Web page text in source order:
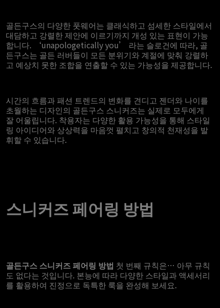
골든구스의 다양한 풋웨어는 클래식하고 섬세한 스타일에서
대담하고 강렬한 제안에 이르기까지 개성 있는 표현이 가능
합니다. ‘unapologetically you’ 라는 슬로건에 따라, 골
든구스는 골든 러버들이 모든 분위기와 계절에 맞춰 강렬하
고 예상치 못한 조합을 연출할 수 있는 가능성을 제공합니다.
시간의 흐름과 패션 트렌드의 변화를 견디고 젠더와 나이를
초월하는 디자인의 골든구스 스니커즈는 실제로 모두에게
잘 어울립니다. 착용자는 다양한 활용 가능성을 통해 스타일
링 아이디어와 상상력을 마음껏 펼치고 창의적 천재성을 발
휘할 수 있습니다.
스니커즈 페어링 방법
골든구스 스니커즈 페어링 방법 첫 번째 규칙은… 아무 규칙
도 없다는 것입니다. 본능에 따라 다양한 스타일과 액세서리
를 활용하여 진정으로 독특한 룩을 완성해 보세요.